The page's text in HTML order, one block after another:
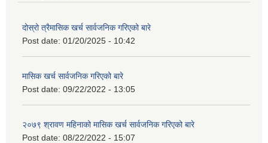
दोस्रो त्रैमासिक खर्च सार्वजनिक गरिएको बारे
Post date: 01/20/2025 - 10:42
मासिक खर्च सार्वजनिक गरिएको बारे
Post date: 09/22/2022 - 13:05
२०७९ श्रावण महिनाको मासिक खर्च सार्वजनिक गरिएको बारे
Post date: 08/22/2022 - 15:07